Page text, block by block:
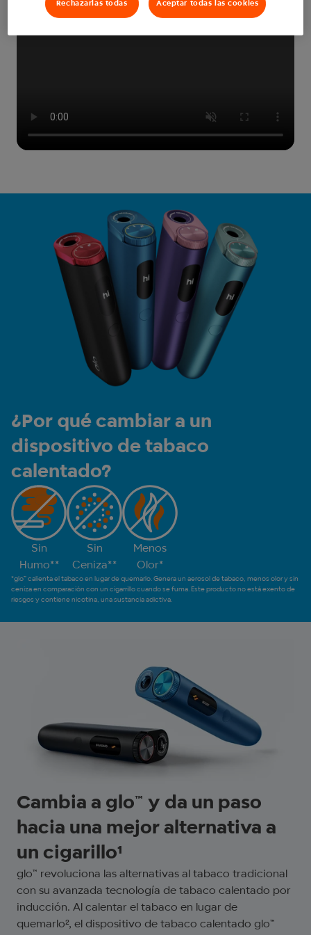
¿Por qué cambiar a un
dispositivo de tabaco
calentado?
Sin
Humo**
Sin
Ceniza**
Menos
Olor*
*glo™ calienta el tabaco en lugar de quemarlo. Genera un aerosol de tabaco, menos olor y sin
ceniza en comparación con un cigarrillo cuando se fuma. Este producto no está exento de
riesgos y contiene nicotina, una sustancia adictiva.
Cambia a glo™ y da un paso
hacia una mejor alternativa a
un cigarillo¹
glo™ revoluciona las alternativas al tabaco tradicional
con su avanzada tecnología de tabaco calentado por
inducción. Al calentar el tabaco en lugar de
quemarlo², el dispositivo de tabaco calentado glo™
Rechazarlas todas Aceptar todas las cookies